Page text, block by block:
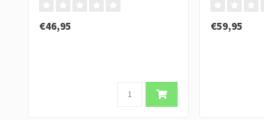
€46,95 €59,95